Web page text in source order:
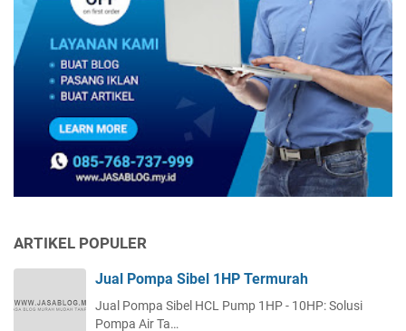
ARTIKEL POPULER
Jual Pompa Sibel 1HP Termurah
Jual Pompa Sibel HCL Pump 1HP - 10HP: Solusi
Pompa Air Ta…